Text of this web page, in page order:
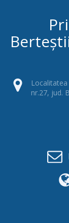
nr.27, jud.